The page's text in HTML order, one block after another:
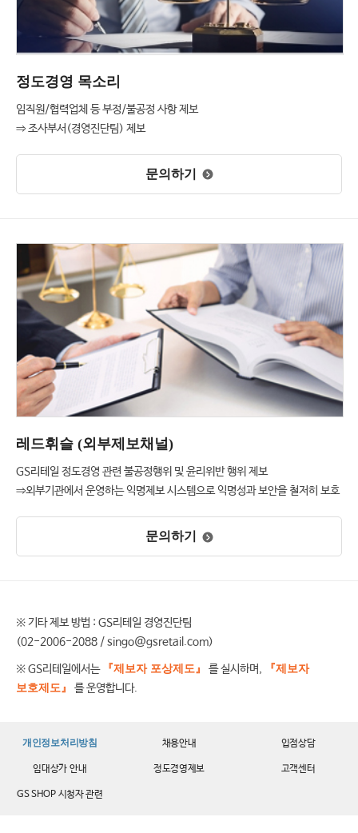
정도경영 목소리
임직원/협력업체​ 등 부정/불공정 사항 제보
⇒ 조사부서(경영진단팀​) 제보
문의하기
레드휘슬 (외부제보채널)
GS리테일 정도경영 관련 불공정행위 및 윤리위반 행위 제보
⇒외부기관에서 운영하는 익명제보 시스템으로 익명성과 보안을 철저히 보호
문의하기
※ 기타 제보 방법 : GS리테일 경영진단팀
(02-2006-2088 / singo@gsretail.com)
※ GS리테일에서는 『제보자 포상제도』 를 실시하며,
『제보자
보호제도』
를 운영합니다.
개인정보처리방침 채용안내 입점상담
임대상가 안내 정도경영제보 고객센터
GS SHOP 시청자 관련